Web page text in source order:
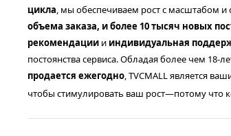
цикла, мы обеспечиваем рост с масштабом
объема заказа, и более 10 тысяч новых
рекомендации и индивидуальная
постоянства сервиса. Обладая более чем 18-
продается ежегодно, TVCMALL является
чтобы стимулировать ваш рост—потому что